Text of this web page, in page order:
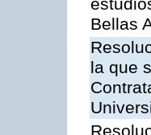
Bellas
la que